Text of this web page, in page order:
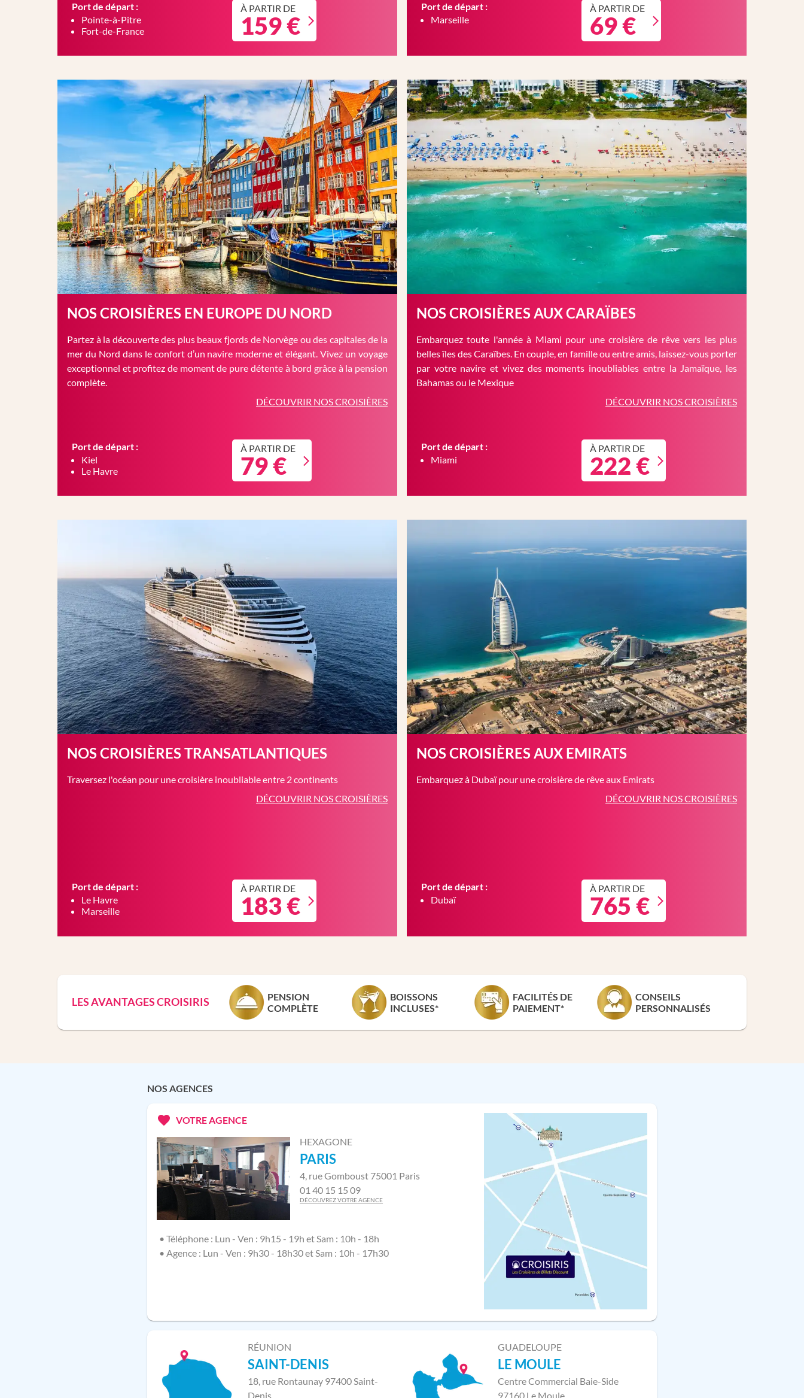
Port de départ :
Pointe-à-Pitre
Fort-de-France
À PARTIR DE
159 €
Port de départ :
Marseille
À PARTIR DE
69 €
NOS CROISIÈRES EN EUROPE DU NORD
Partez à la découverte des plus beaux fjords de Norvège ou des capitales de la
mer du Nord dans le confort d’un navire moderne et élégant. Vivez un voyage
exceptionnel et profitez de moment de pure détente à bord grâce à la pension
complète.
DÉCOUVRIR NOS CROISIÈRES
Port de départ :
Kiel
Le Havre
À PARTIR DE
79 €
NOS CROISIÈRES AUX CARAÏBES
Embarquez toute l'année à Miami pour une croisière de rêve vers les plus
belles îles des Caraïbes. En couple, en famille ou entre amis, laissez-vous porter
par votre navire et vivez des moments inoubliables entre la Jamaïque, les
Bahamas ou le Mexique
DÉCOUVRIR NOS CROISIÈRES
Port de départ :
Miami
À PARTIR DE
222 €
NOS CROISIÈRES TRANSATLANTIQUES
Traversez l'océan pour une croisière inoubliable entre 2 continents
DÉCOUVRIR NOS CROISIÈRES
Port de départ :
Le Havre
Marseille
À PARTIR DE
183 €
NOS CROISIÈRES AUX EMIRATS
Embarquez à Dubaï pour une croisière de rêve aux Emirats
DÉCOUVRIR NOS CROISIÈRES
Port de départ :
Dubaï
À PARTIR DE
765 €
LES AVANTAGES CROISIRIS
PENSION
COMPLÈTE
BOISSONS
INCLUSES*
FACILITÉS DE
PAIEMENT*
CONSEILS
PERSONNALISÉS
NOS AGENCES
VOTRE AGENCE
HEXAGONE
PARIS
4, rue Gomboust 75001 Paris
01 40 15 15 09
DÉCOUVREZ VOTRE AGENCE
• Téléphone : Lun - Ven : 9h15 - 19h et Sam : 10h - 18h
• Agence : Lun - Ven : 9h30 - 18h30 et Sam : 10h - 17h30
RÉUNION
SAINT-DENIS
18, rue Rontaunay 97400 Saint-
Denis
GUADELOUPE
LE MOULE
Centre Commercial Baie-Side
97160 Le Moule